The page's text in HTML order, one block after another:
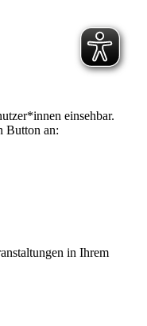
einsehbar.
Button an:
in Ihrem